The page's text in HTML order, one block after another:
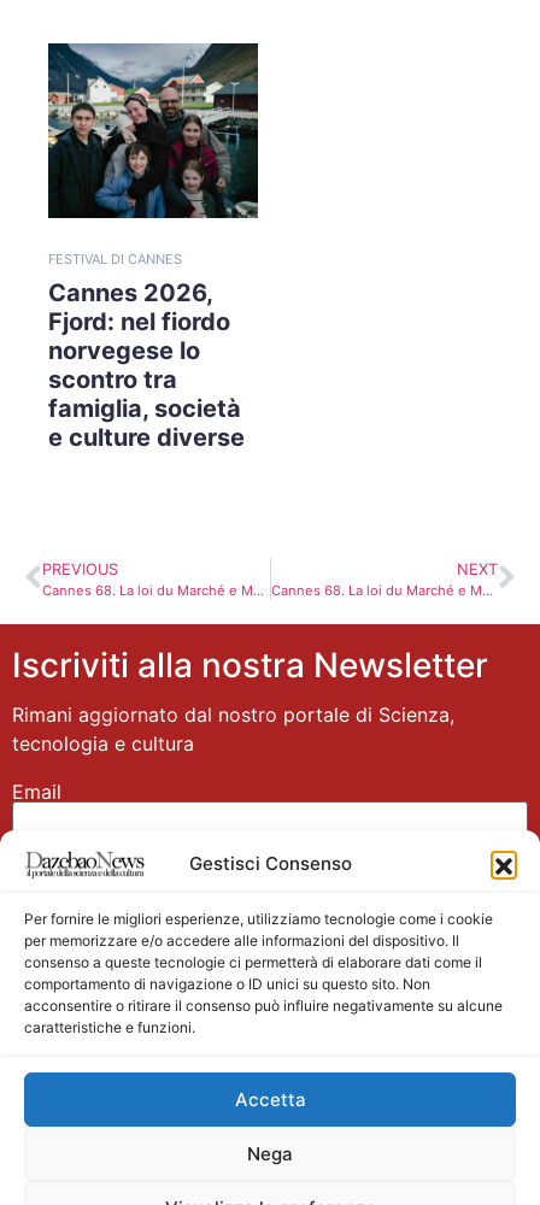
Gestisci Consenso
Per fornire le migliori esperienze, utilizziamo tecnologie come i cookie
per memorizzare e/o accedere alle informazioni del dispositivo. Il
consenso a queste tecnologie ci permetterà di elaborare dati come il
comportamento di navigazione o ID unici su questo sito. Non
acconsentire o ritirare il consenso può influire negativamente su alcune
caratteristiche e funzioni.
Accetta
Nega
FESTIVAL DI CANNES
Cannes 2026,
Fjord: nel fiordo
norvegese lo
scontro tra
famiglia, società
e culture diverse
PREVIOUS
Cannes 68. La loi du Marché e Mon Roi, due film francesi in concorso drammaticamente veri
NEXT
Cannes 68. La loi du Marché e Mon Roi, due film francesi in concorso drammaticamente veri
Iscriviti alla nostra Newsletter
Rimani aggiornato dal nostro portale di Scienza,
tecnologia e cultura
Email
Nome
Main partner